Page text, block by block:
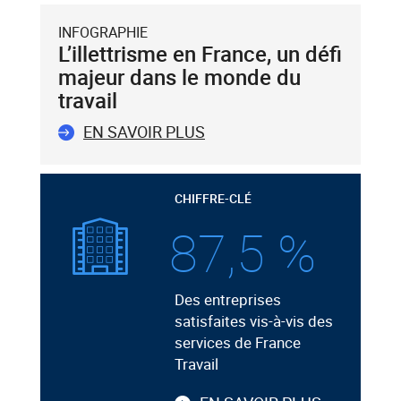
INFOGRAPHIE
L’illettrisme en France, un défi
majeur dans le monde du
travail
EN SAVOIR PLUS
CHIFFRE-CLÉ
87,5 %
Des entreprises
satisfaites vis-à-vis des
services de France
Travail